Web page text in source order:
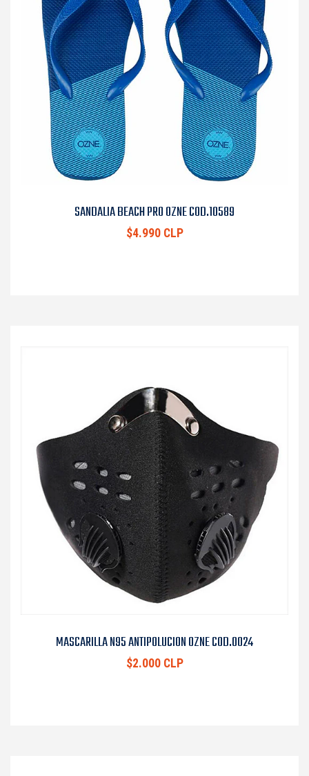
SANDALIA BEACH PRO OZNE COD.10589
$4.990 CLP
MASCARILLA N95 ANTIPOLUCION OZNE COD.0024
$2.000 CLP